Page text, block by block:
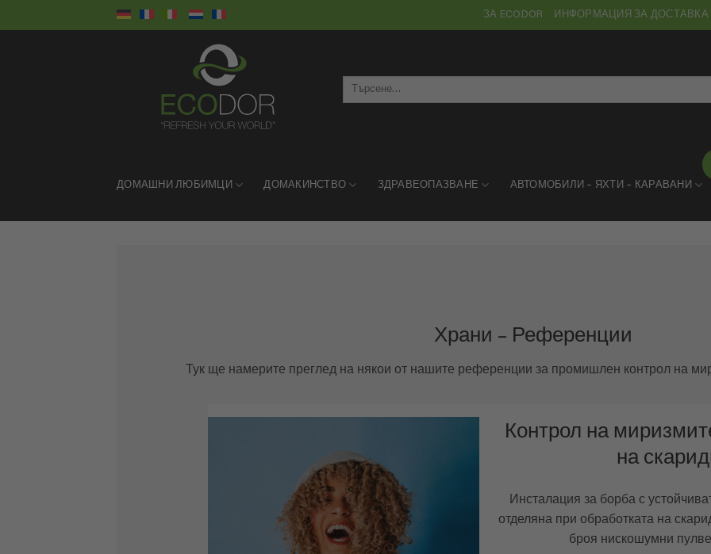
to
ЗА ECODOR ИНФОРМАЦИЯ ЗА ДОСТАВКА
Търсене
ДОМАШНИ ЛЮБИМЦИ ДОМАКИНСТВО ЗДРАВЕОПАЗВАНЕ АВТОМОБИЛИ – ЯХТИ – КАРАВАНИ
Храни – Референции
Тук ще намерите преглед на някои от нашите референции за промишлен контрол на
Контрол на
на
Инсталация за борба с
отделяна при обработката на
броя нискошумни